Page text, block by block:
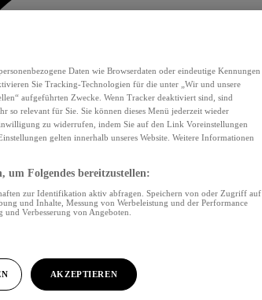
Daten wie Browserdaten oder eindeutige Kennungen
Sie Tracking-Technologien für die unter „Wir und unsere
aufgeführten Zwecke. Wenn Tracker deaktiviert sind, sind
so relevant für Sie. Sie können dieses Menü jederzeit wieder
zu widerrufen, indem Sie auf den Link Voreinstellungen
gelten innerhalb unseres Website. Weitere Informationen
um Folgendes bereitzustellen:
zur Identifikation aktiv abfragen. Speichern von oder Zugriff auf
und Inhalte, Messung von Werbeleistung und der Performance
Verbesserung von Angeboten.
AKZEPTIEREN